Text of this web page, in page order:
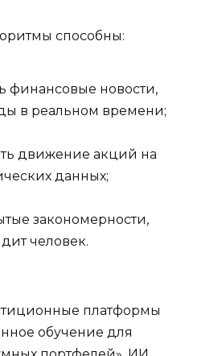
способны:
финансовые новости,
в реальном времени;
движение акций на
данных;
закономерности,
человек.
платформы
обучение для